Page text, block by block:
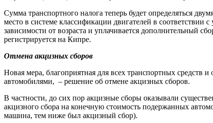
Сумма транспортного налога теперь будет определяться
место в системе классификации двигателей в
зависимости от возраста и уплачивается дополнительный
регистрируется на Кипре.
Отмена акцизных сборов
Новая мера, благоприятная для всех транспортных
автомобилями, – решение об отмене акцизных сборов.
В частности, до сих пор акцизные сборы оказывали
акцизного сбора на конечную стоимость подержанных
машина, тем ниже был акцизный сбор).